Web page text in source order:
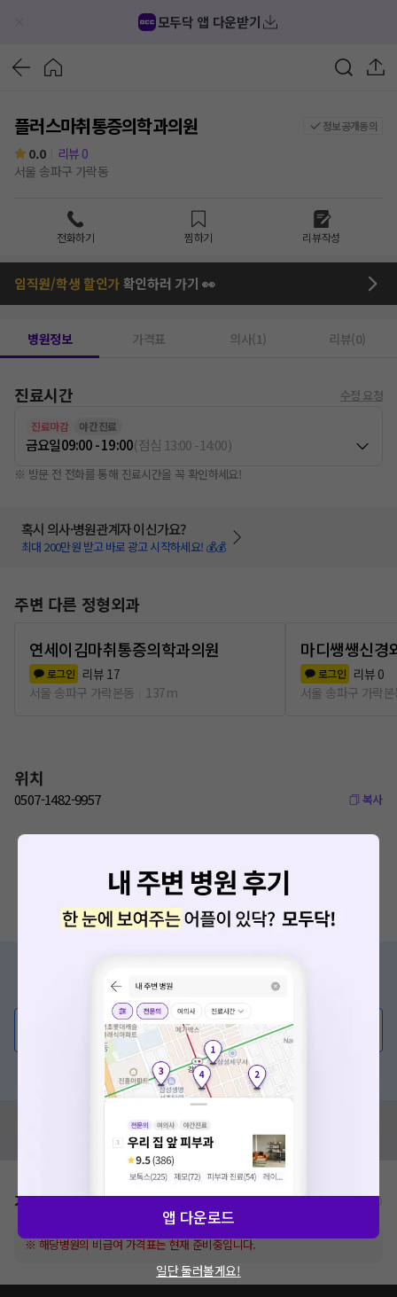
모두닥 앱 다운받기
플러스마취통증의학과의원 정보공개동의
0.0 리뷰 0
서울 송파구 가락동
전화하기 찜하기 리뷰작성
임직원/학생 할인가확인하러 가기 👀
병원정보 가격표 의사(1) 리뷰(0)
진료시간 수정 요청
진료마감 야간진료
금요일09:00 - 19:00(점심 13:00-14:00)
※ 방문 전 전화를 통해 진료시간을 꼭 확인하세요!
혹시 의사·병원관계자 이신가요?
최대 200만원 받고 바로 광고 시작하세요! 💰💰
주변 다른 정형외과
연세이김마취통증의학과의원
로그인 리뷰 17
서울 송파구 가락본동
137m
마디쌩쌩신경
로그인 리뷰 0
서울 송파구 가락
위치
0507-1482-9957 복사
증상/치료, 궁금한 점이 있나요?
💬 무엇이든 물어보세요
혹은, 의료상담 서비스에 다양한 게시글 보러가기
혹시 잘못된 병원정보가 있나요?
모두닥 팀에 알려주세요!
가격표 비급여/급여 진료란?
※ 해당병원의 비급여 가격표는 현재 준비중입니다.
앱 다운로드
일단 둘러볼게요!